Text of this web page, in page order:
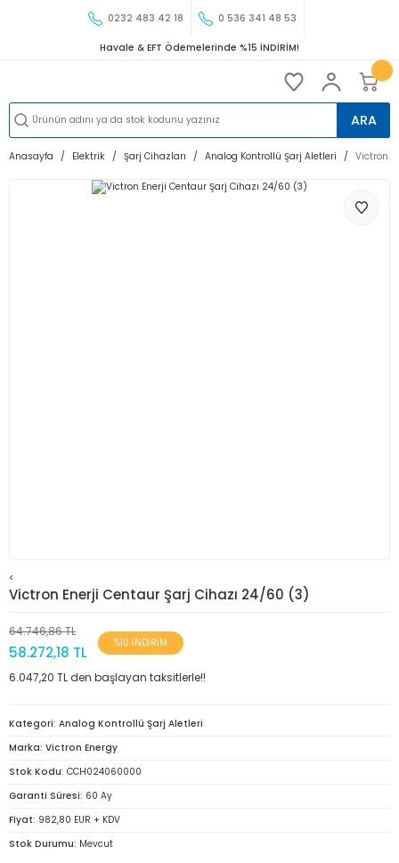
0232 483 42 18 0 536 341 48 53
Havale & EFT Ödemelerinde %15 İNDİRİM!
ARA
Anasayfa Elektrik Şarj Cihazları Analog Kontrollü Şarj Aletleri Victron
<
Victron Enerji Centaur Şarj Cihazı 24/60 (3)
64.746,86 TL
58.272,18 TL
%10 İNDİRİM
6.047,20 TL den başlayan taksitlerle!!
Kategori Analog Kontrollü Şarj Aletleri
Marka Victron Energy
Stok Kodu CCH024060000
Garanti Süresi 60 Ay
Fiyat 982,80 EUR + KDV
Stok Durumu Mevcut